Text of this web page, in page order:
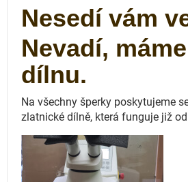
Nesedí vám
Nevadí,
dílnu.
Na všechny šperky poskytujeme
zlatnické dílně, která funguje již